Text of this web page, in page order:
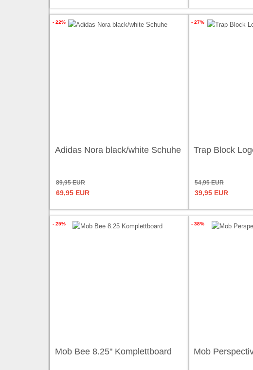
Adidas Nora black/white Schuhe
89,95 EUR
69,95 EUR
- 22%
Trap Block
54,95 EUR
39,95 EUR
- 27%
Mob Bee 8.25" Komplettboard
- 25%
Mob
- 38%